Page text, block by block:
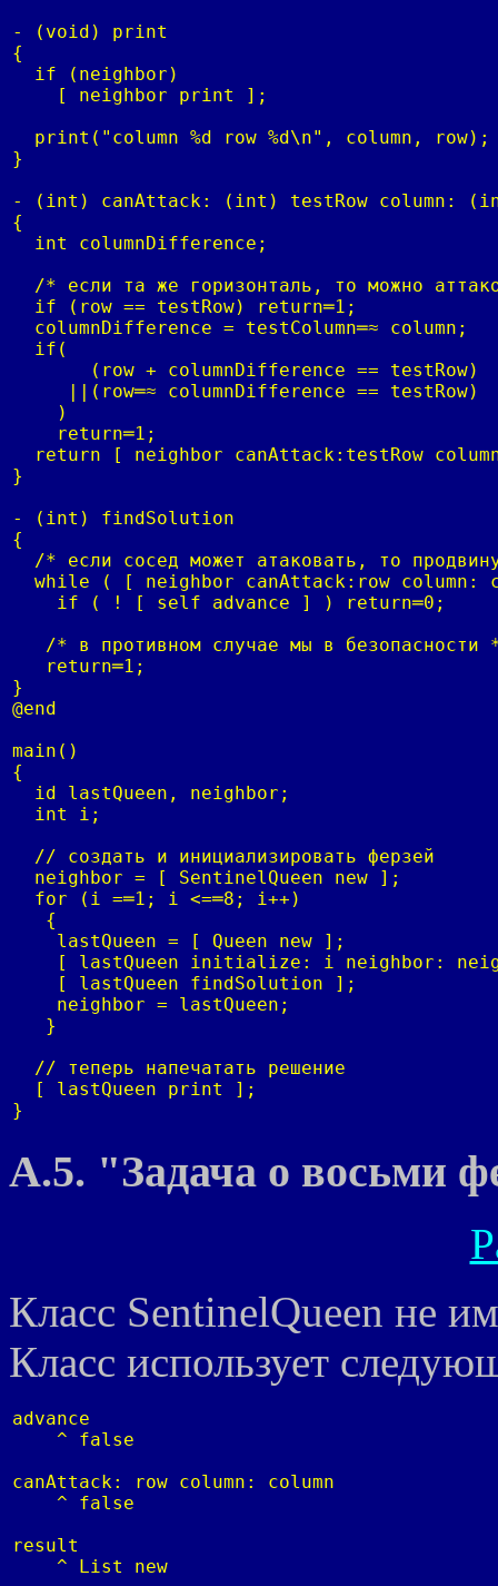
- (void) print
{
  if (neighbor)
    [ neighbor print ];
  print("column %d row %d\n", column, row);
}
- (int) canAttack: (int) testRow column:
{
  int columnDifference;
/* если та же горизонталь, то можно
  if (row == testRow) return═1;
  columnDifference = testColumn═≈ column;
  if(
       (row + columnDifference == testRow)
     ||(row═≈ columnDifference == testRow)
    )
    return═1;
return [ neighbor canAttack:testRow
}
- (int) findSolution
{
/* если сосед может атаковать, то
while ( [ neighbor canAttack:row column:
    if ( ! [ self advance ] ) return═0;
/* в противном случае мы в безопасности
   return═1;
}
@end
main()
{
  id lastQueen, neighbor;
  int i;
  // создать и инициализировать ферзей
  neighbor = [ SentinelQueen new ];
  for (i =═1; i <=═8; i++)
   {
    lastQueen = [ Queen new ];
[ lastQueen initialize: i neighbor:
    [ lastQueen findSolution ];
    neighbor = lastQueen;
   }
  // теперь напечатать решение
  [ lastQueen print ];
}
A.5. "Задача о восьми
Класс SentinelQueen не
Класс использует
advance
    ^ false
canAttack: row column: column
    ^ false
result
    ^ List new